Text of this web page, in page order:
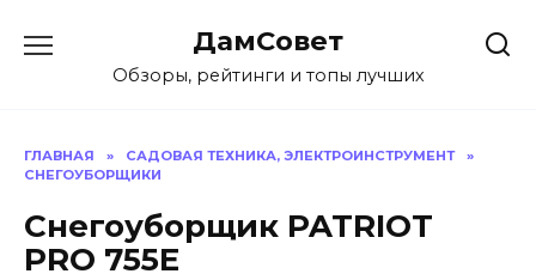
содержанию
ДамСовет
Обзоры, рейтинги и топы лучших
ГЛАВНАЯ » САДОВАЯ ТЕХНИКА, ЭЛЕКТРОИНСТРУМЕНТ
»
СНЕГОУБОРЩИКИ
Снегоуборщик PATRIOT
PRO 755E